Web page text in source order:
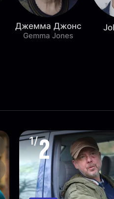
Джемма Джонс
Gemma Jones
1/2